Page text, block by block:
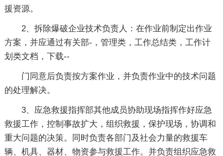
援资源。
2、拆除爆破企业技术负责人：在作业前制定出作业
方案，并应通过有关部-，管理类，工作总结类，工作计
划类文档，下载--
门同意后负责按方案作业，并负责作业中的技术问题
的处理解决。
3、应急救援指挥部其他成员协助现场指挥作好应急
救援工作，控制事故扩大，组织救援，保护现场，协调和
重大问题的决策。同时负责各部门及社会力量的救援车
辆、机具、器材、物资参与救援工作。并负责组织应急救